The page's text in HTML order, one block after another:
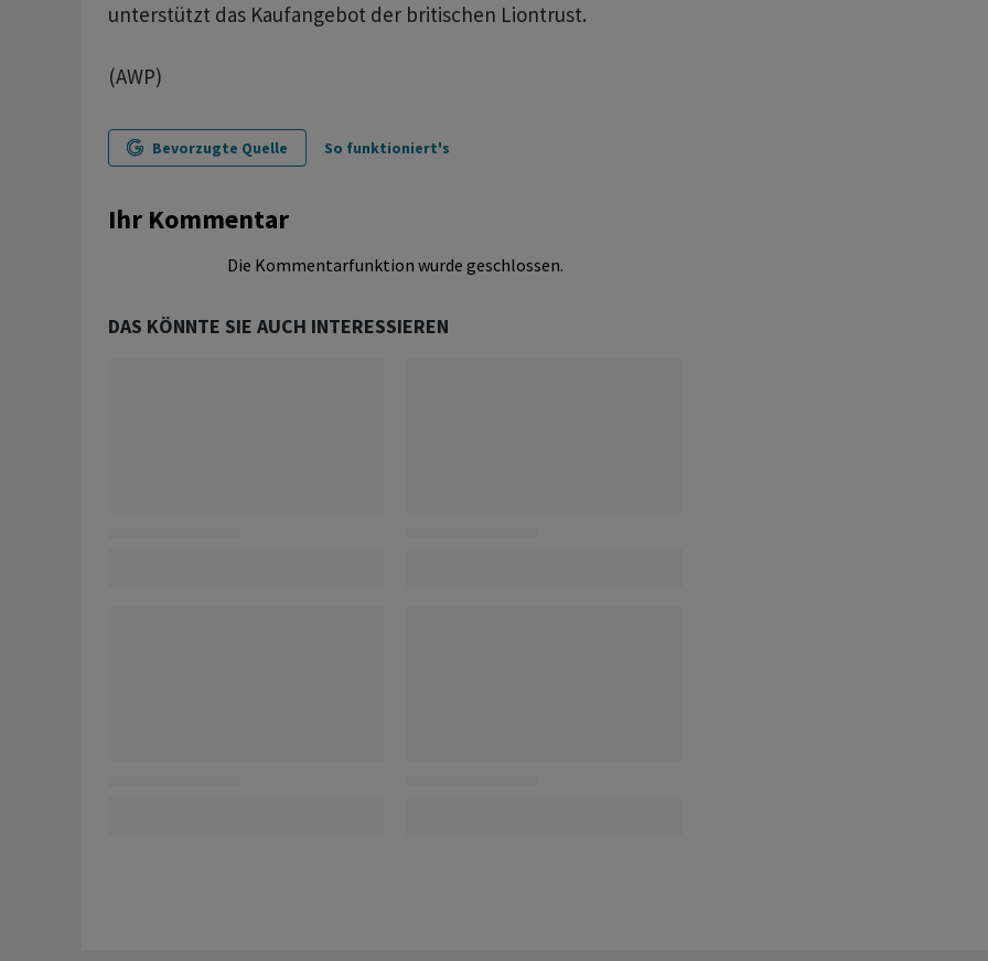
unterstützt das Kaufangebot der britischen Liontrust.
(AWP)
Bevorzugte Quelle So funktioniert's
Ihr Kommentar
Die Kommentarfunktion wurde geschlossen.
DAS KÖNNTE SIE AUCH INTERESSIEREN